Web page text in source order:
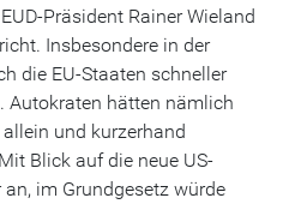
Präsident Rainer Wieland
Insbesondere in der
die EU-Staaten schneller
Autokraten hätten nämlich
und kurzerhand
Blick auf die neue US-
im Grundgesetz würde